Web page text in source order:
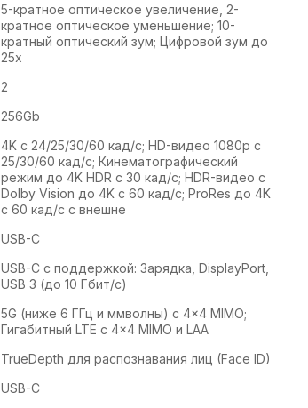
5-кратное оптическое увеличение, 2-
кратное оптическое уменьшение; 10-
кратный оптический зум; Цифровой зум до
25x
2
256Gb
4K с 24/25/30/60 кад/с; HD-видео 1080p с
25/30/60 кад/с; Кинематографический
режим до 4K HDR с 30 кад/с; HDR-видео с
Dolby Vision до 4K с 60 кад/с; ProRes до 4K
с 60 кад/с с внешне
USB-C
USB-C с поддержкой: Зарядка, DisplayPort,
USB 3 (до 10 Гбит/с)
5G (ниже 6 ГГц и ммволны) с 4x4 MIMO;
Гигабитный LTE с 4x4 MIMO и LAA
TrueDepth для распознавания лиц (Face ID)
USB-C